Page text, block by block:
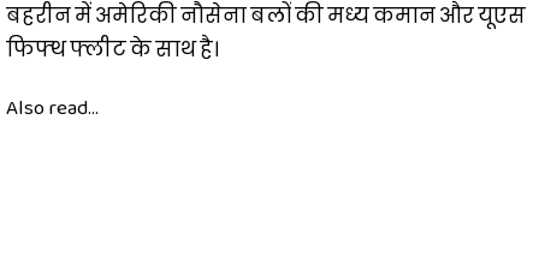
बहरीन में अमेरिकी नौसेना बलों की मध्य कमान और यूएस
फिफ्थ फ्लीट के साथ है।
Also read...